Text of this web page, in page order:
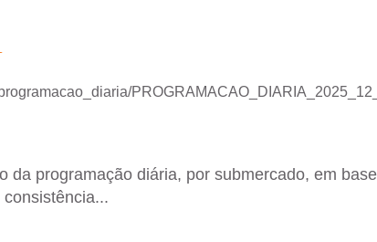
da programação diária, por submercado, em